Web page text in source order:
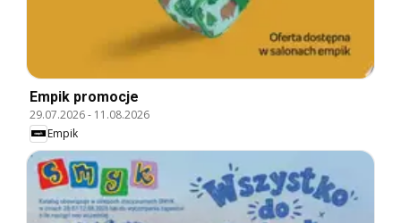
Empik promocje
29.07.2026- 11.08.2026
Empik